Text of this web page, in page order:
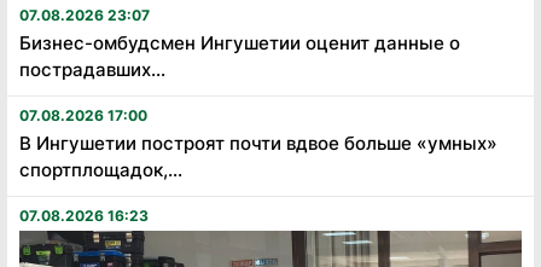
07.08.2026 23:07
Бизнес-омбудсмен Ингушетии оценит данные о
пострадавших...
07.08.2026 17:00
В Ингушетии построят почти вдвое больше «умных»
спортплощадок,...
07.08.2026 16:23